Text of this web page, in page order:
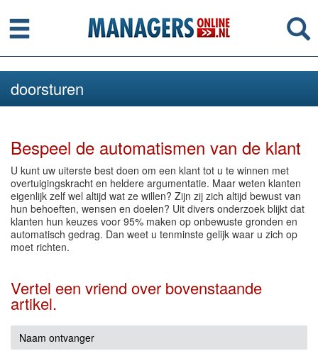
Menu
doorsturen
Bespeel de automatismen van de klant
U kunt uw uiterste best doen om een klant tot u te winnen met
overtuigingskracht en heldere argumentatie. Maar weten klanten
eigenlijk zelf wel altijd wat ze willen? Zijn zij zich altijd bewust van
hun behoeften, wensen en doelen? Uit divers onderzoek blijkt dat
klanten hun keuzes voor 95% maken op onbewuste gronden en
automatisch gedrag. Dan weet u tenminste gelijk waar u zich op
moet richten.
Vertel een vriend over bovenstaande
artikel.